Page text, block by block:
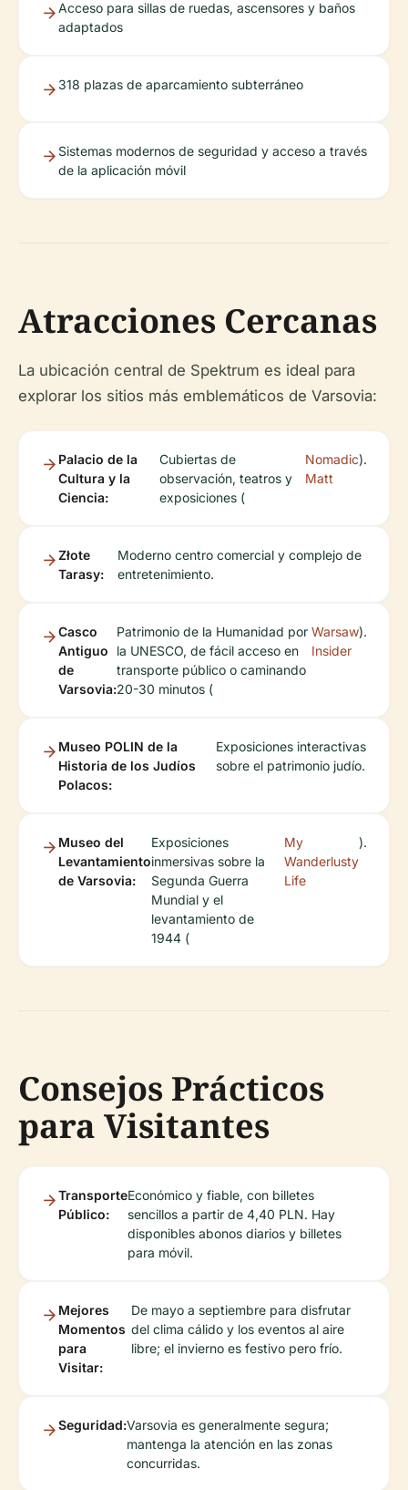
Acceso para sillas de ruedas, ascensores y baños
adaptados
318 plazas de aparcamiento subterráneo
Sistemas modernos de seguridad y acceso a través
de la aplicación móvil
Atracciones Cercanas
La ubicación central de Spektrum es ideal para
explorar los sitios más emblemáticos de Varsovia:
Palacio de la
Cultura y la
Ciencia:
Cubiertas de
observación, teatros y
exposiciones (
Nomadic
Matt
).
Złote
Tarasy:
Moderno centro comercial y complejo de
entretenimiento.
Casco
Antiguo
de
Varsovia:
Patrimonio de la Humanidad por
la UNESCO, de fácil acceso en
transporte público o caminando
20-30 minutos (
Warsaw
Insider
).
Museo POLIN de la
Historia de los Judíos
Polacos:
Exposiciones interactivas
sobre el patrimonio judío.
Museo del
Levantamiento
de Varsovia:
Exposiciones
inmersivas sobre la
Segunda Guerra
Mundial y el
levantamiento de
1944 (
My
Wanderlusty
Life
).
Consejos Prácticos
para Visitantes
Transporte
Público:
Económico y fiable, con billetes
sencillos a partir de 4,40 PLN. Hay
disponibles abonos diarios y billetes
para móvil.
Mejores
Momentos
para
Visitar:
De mayo a septiembre para disfrutar
del clima cálido y los eventos al aire
libre; el invierno es festivo pero frío.
Seguridad:Varsovia es generalmente segura;
mantenga la atención en las zonas
concurridas.